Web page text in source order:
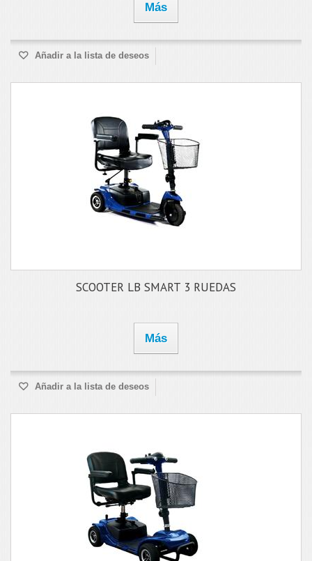
Más
Añadir a la lista de deseos
SCOOTER LB SMART 3 RUEDAS
Más
Añadir a la lista de deseos